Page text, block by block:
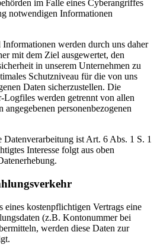
im Falle eines Cyberangriffes
notwendigen Informationen
werden durch uns daher
mit dem Ziel ausgewertet, den
in unserem Unternehmen zu
Schutzniveau für die von uns
Daten sicherzustellen. Die
Logfiles werden getrennt von allen
personenbezogenen
ist Art. 6 Abs. 1 S. 1
Interesse folgt aus oben
eines kostenpflichtigen Vertrags eine
(z.B. Kontonummer bei
werden diese Daten zur